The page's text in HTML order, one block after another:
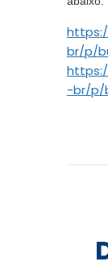
br/p/
-br/p/